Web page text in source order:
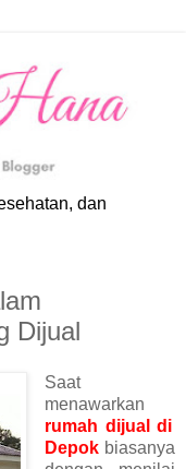
dan
Dijual
Saat
menawarkan
rumah dijual di
Depok biasanya